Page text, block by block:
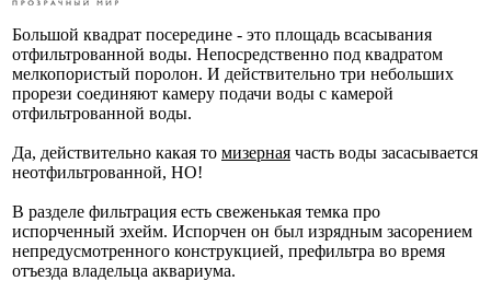
Большой квадрат посередине - это площадь всасывания
отфильтрованной воды. Непосредственно под квадратом
мелкопористый поролон. И действительно три небольших
прорези соединяют камеру подачи воды с камерой
отфильтрованной воды.
Да, действительно какая то мизерная часть воды засасывается
неотфильтрованной, НО!
В разделе фильтрация есть свеженькая темка про
испорченный эхейм. Испорчен он был изрядным засорением
непредусмотренного конструкцией, префильтра во время
отъезда владельца аквариума.